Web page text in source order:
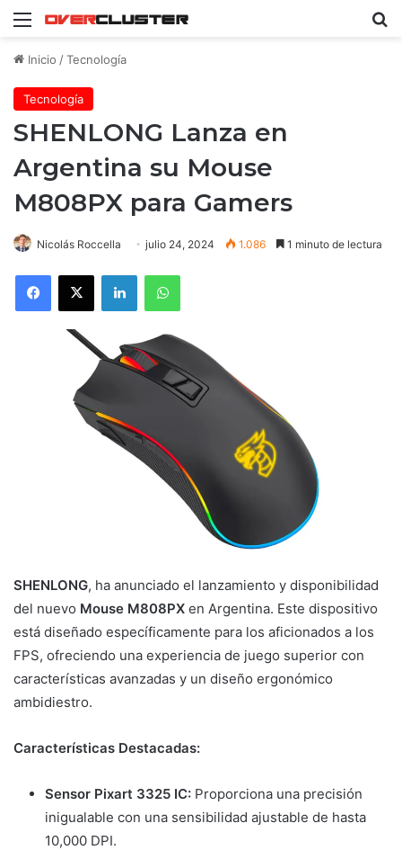
Menú
Inicio /Tecnología
Tecnología
SHENLONG Lanza en
Argentina su Mouse
M808PX para Gamers
Nicolás Roccella julio 24, 2024 1.086 1 minuto de lectura
Facebook
X LinkedInWhatsApp
SHENLONG, ha anunciado el lanzamiento y disponibilidad
del nuevo Mouse M808PX en Argentina. Este dispositivo
está diseñado específicamente para los aficionados a los
FPS, ofreciendo una experiencia de juego superior con
características avanzadas y un diseño ergonómico
ambidiestro.
Características Destacadas:
Sensor Pixart 3325 IC: Proporciona una precisión
inigualable con una sensibilidad ajustable de hasta
10,000 DPI.